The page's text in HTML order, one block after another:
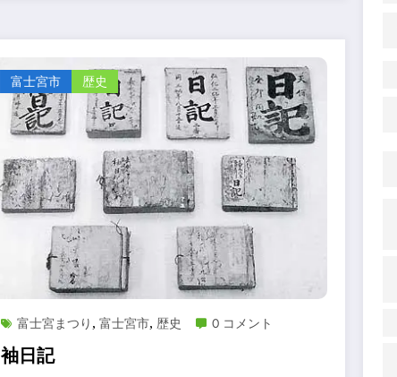
富士宮市 歴史
富士宮まつり , 富士宮市, 歴史 0 コメント
袖日記